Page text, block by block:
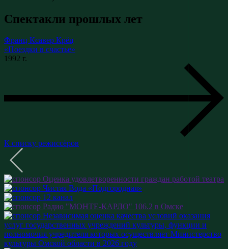
Спектакли прошлых лет
Франц Ксавер Крёц
«Поездки в счастье»
1992 г.
К списку режиссёров